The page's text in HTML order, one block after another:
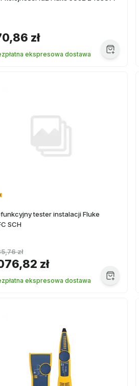
zł
ekspresowa dostawa
tester instalacji Fluke
SCH
zł
zł
ekspresowa dostawa